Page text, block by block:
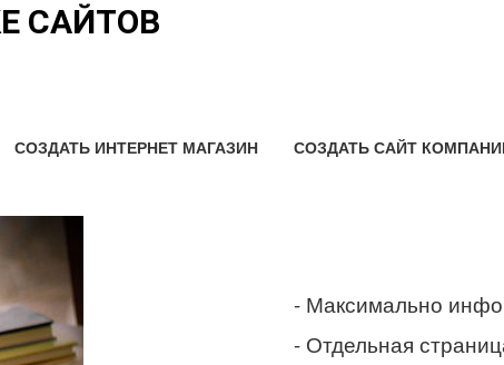
САЙТОВ
СОЗДАТЬ ИНТЕРНЕТ МАГАЗИН СОЗДАТЬ САЙТ
- Максимально
- Отдельная